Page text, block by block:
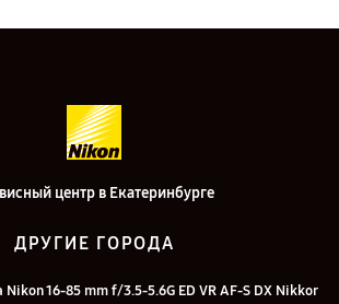
центр в Екатеринбурге
ДРУГИЕ ГОРОДА
16-85 mm f/3.5-5.6G ED VR AF-S DX Nikkor